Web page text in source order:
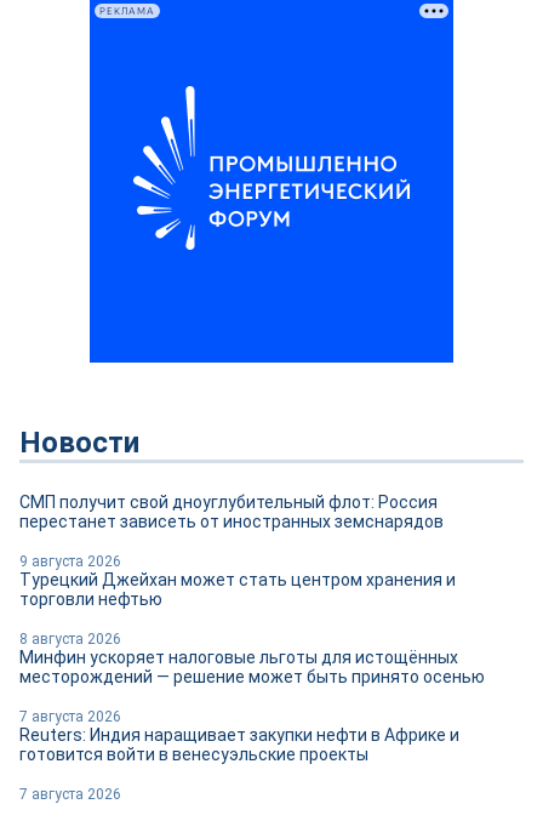
РЕКЛАМА
Новости
СМП получит свой дноуглубительный флот: Россия
перестанет зависеть от иностранных земснарядов
9 августа 2026
Турецкий Джейхан может стать центром хранения и
торговли нефтью
8 августа 2026
Минфин ускоряет налоговые льготы для истощённых
месторождений — решение может быть принято осенью
7 августа 2026
Reuters: Индия наращивает закупки нефти в Африке и
готовится войти в венесуэльские проекты
7 августа 2026